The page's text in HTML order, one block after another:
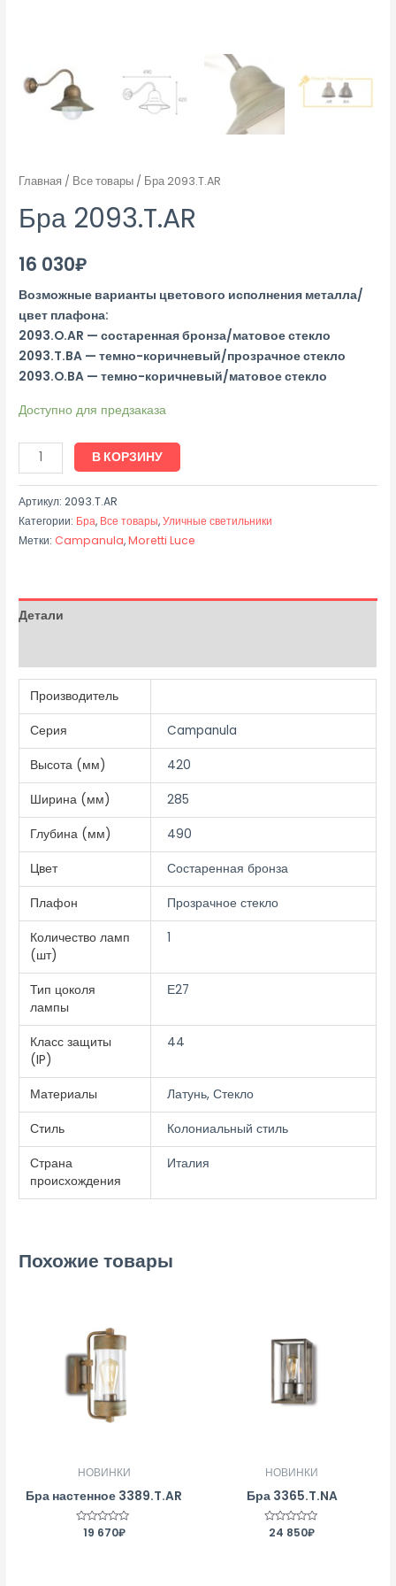
Главная / Все товары / Бра 2093.T.AR
Бра 2093.T.AR
16 030₽
Возможные варианты цветового исполнения металла/
цвет плафона:
2093.O.AR — состаренная бронза/матовое стекло
2093.T.BA — темно-коричневый/прозрачное стекло
2093.O.BA — темно-коричневый/матовое стекло
Доступно для предзаказа
В КОРЗИНУ
Артикул:2093.T.AR
Категории: Бра, Все товары,Уличные светильники
Метки: Campanula,Moretti Luce
Детали
Производитель
Серия Campanula
Высота (мм) 420
Ширина (мм) 285
Глубина (мм) 490
Цвет Состаренная бронза
Плафон Прозрачное стекло
Количество ламп
(шт)
1
Тип цоколя
лампы
Е27
Класс защиты
(IP)
44
Материалы Латунь, Стекло
Стиль Колониальный стиль
Страна
происхождения
Италия
Похожие товары
НОВИНКИ
Бра настенное 3389.T.AR
Оценка
19 670₽
НОВИНКИ
Бра 3365.T.NA
Оценка
24 850₽